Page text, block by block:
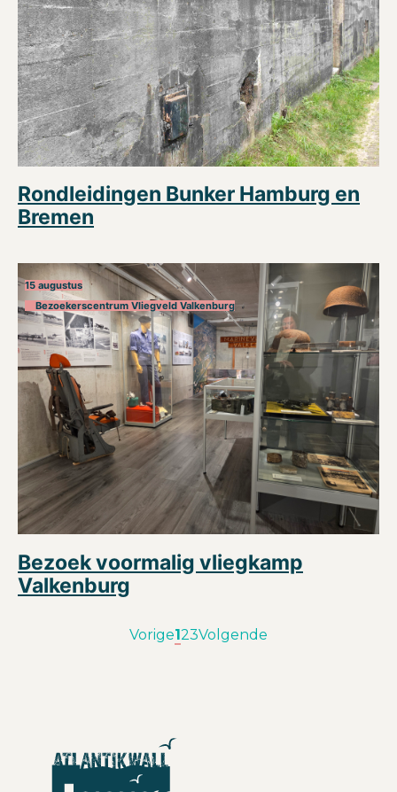
Rondleidingen Bunker Hamburg en
Bremen
15 augustus
Bezoekerscentrum Vliegveld Valkenburg
Bezoek voormalig vliegkamp
Valkenburg
Vorige1 23Volgende